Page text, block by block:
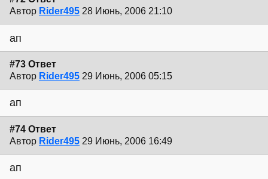
Автор Rider495 28 Июнь, 2006 21:10
ап
#73 Ответ
Автор Rider495 29 Июнь, 2006 05:15
ап
#74 Ответ
Автор Rider495 29 Июнь, 2006 16:49
ап